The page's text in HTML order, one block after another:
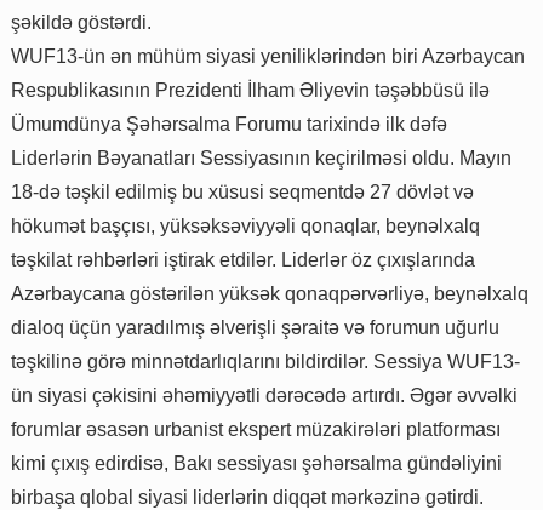
şəkildə göstərdi.
WUF13-ün ən mühüm siyasi yeniliklərindən biri Azərbaycan
Respublikasının Prezidenti İlham Əliyevin təşəbbüsü ilə
Ümumdünya Şəhərsalma Forumu tarixində ilk dəfə
Liderlərin Bəyanatları Sessiyasının keçirilməsi oldu. Mayın
18-də təşkil edilmiş bu xüsusi seqmentdə 27 dövlət və
hökumət başçısı, yüksəksəviyyəli qonaqlar, beynəlxalq
təşkilat rəhbərləri iştirak etdilər. Liderlər öz çıxışlarında
Azərbaycana göstərilən yüksək qonaqpərvərliyə, beynəlxalq
dialoq üçün yaradılmış əlverişli şəraitə və forumun uğurlu
təşkilinə görə minnətdarlıqlarını bildirdilər. Sessiya WUF13-
ün siyasi çəkisini əhəmiyyətli dərəcədə artırdı. Əgər əvvəlki
forumlar əsasən urbanist ekspert müzakirələri platforması
kimi çıxış edirdisə, Bakı sessiyası şəhərsalma gündəliyini
birbaşa qlobal siyasi liderlərin diqqət mərkəzinə gətirdi.